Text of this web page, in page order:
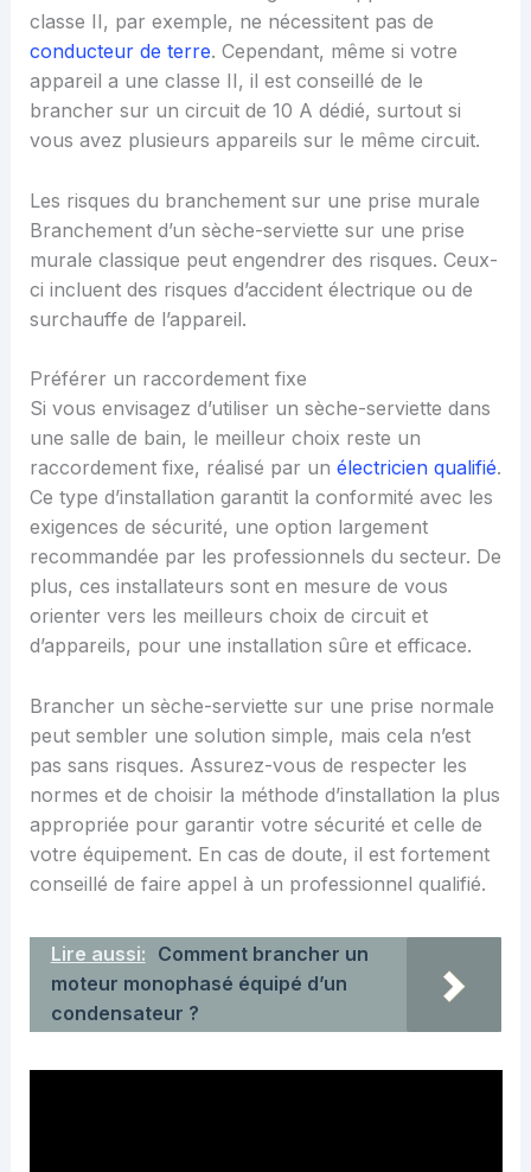
classe II, par exemple, ne nécessitent pas de
conducteur de terre. Cependant, même si votre
appareil a une classe II, il est conseillé de le
brancher sur un circuit de 10 A dédié, surtout si
vous avez plusieurs appareils sur le même circuit.
Les risques du branchement sur une prise murale
Branchement d’un sèche-serviette sur une prise
murale classique peut engendrer des risques. Ceux-
ci incluent des risques d’accident électrique ou de
surchauffe de l’appareil.
Préférer un raccordement fixe
Si vous envisagez d’utiliser un sèche-serviette dans
une salle de bain, le meilleur choix reste un
raccordement fixe, réalisé par un électricien qualifié.
Ce type d’installation garantit la conformité avec les
exigences de sécurité, une option largement
recommandée par les professionnels du secteur. De
plus, ces installateurs sont en mesure de vous
orienter vers les meilleurs choix de circuit et
d’appareils, pour une installation sûre et efficace.
Brancher un sèche-serviette sur une prise normale
peut sembler une solution simple, mais cela n’est
pas sans risques. Assurez-vous de respecter les
normes et de choisir la méthode d’installation la plus
appropriée pour garantir votre sécurité et celle de
votre équipement. En cas de doute, il est fortement
conseillé de faire appel à un professionnel qualifié.
Lire aussi: Comment brancher un
moteur monophasé équipé d’un
condensateur ?